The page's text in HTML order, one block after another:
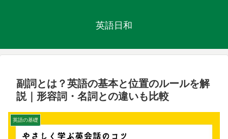
英語日和
副詞とは？英語の基本と位置のルールを解
説｜形容詞・名詞との違いも比較
英語の基礎